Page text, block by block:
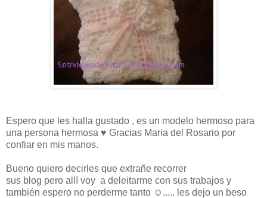
Espero que les halla gustado , es un modelo hermoso para
una persona hermosa ♥ Gracias Maria del Rosario por
confiar en mis manos.
Bueno quiero decirles que extrañe recorrer
sus blog pero allí voy a deleitarme con sus trabajos y
también espero no perderme tanto ☺..... les dejo un beso